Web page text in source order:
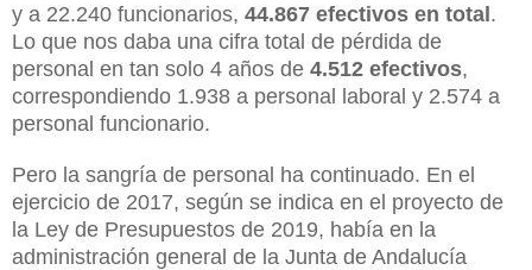
y a 22.240 funcionarios, 44.867 efectivos en total.
Lo que nos daba una cifra total de pérdida de
personal en tan solo 4 años de 4.512 efectivos,
correspondiendo 1.938 a personal laboral y 2.574 a
personal funcionario.
Pero la sangría de personal ha continuado. En el
ejercicio de 2017, según se indica en el proyecto de
la Ley de Presupuestos de 2019, había en la
administración general de la Junta de Andalucía